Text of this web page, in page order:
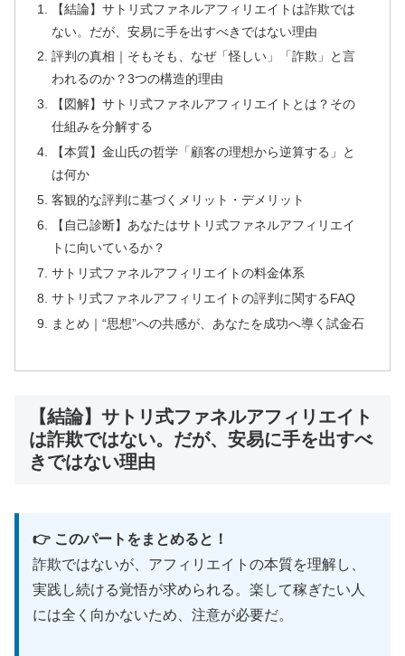
⚡ 創造者としての目覚め：30分特別ウェ
ビナー
🧠サトリ式コーチング メソッド を体感
💰期間限定 無料 参加
ぼう。
🔧 サトリ式省エネマーケティング講座：
36分集中講義で農業型集客
【結論】サトリ式ファネルアフィリエイトは詐欺では
ない。だが、安易に手を出すべきではない理由
評判の真相｜そもそも、なぜ「怪しい」「詐欺」と言
われるのか？3つの構造的理由
【図解】サトリ式ファネルアフィリエイトとは？その
仕組みを分解する
【本質】金山氏の哲学「顧客の理想から逆算する」と
は何か
客観的な評判に基づくメリット・デメリット
【自己診断】あなたはサトリ式ファネルアフィリエイ
トに向いているか？
サトリ式ファネルアフィリエイトの料金体系
サトリ式ファネルアフィリエイトの評判に関するFAQ
まとめ｜“思想”への共感が、あなたを成功へ導く試金石
【結論】サトリ式ファネルアフィリエイト
は詐欺ではない。だが、安易に手を出すべ
きではない理由
👉 このパートをまとめると！
詐欺ではないが、アフィリエイトの本質を理解し、
実践し続ける覚悟が求められる。楽して稼ぎたい人
には全く向かないため、注意が必要だ。